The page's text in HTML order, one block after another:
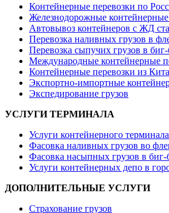
Контейнерные перевозки по
Железнодорожные контейнерные
Автовывоз контейнеров с ЖД
Перевозка наливных грузов в
Перевозка сыпучих грузов в биг-
Международные контейнерные
Контейнерные перевозки из
Экспортно-импортные
Экспедирование грузов
УСЛУГИ ТЕРМИНАЛА
Услуги контейнерного
Фасовка наливных грузов во
Фасовка насыпных грузов в биг-
Услуги контейнерных депо в
ДОПОЛНИТЕЛЬНЫЕ УСЛУГИ
Страхование грузов